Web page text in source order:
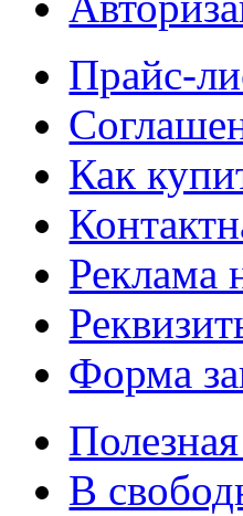
Прайс-
Как
Реклама
Форма
В